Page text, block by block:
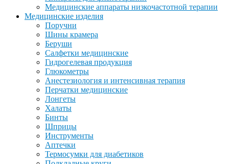
Медицинские аппараты низкочастотной терапии
Медицинские изделия
Поручни
Шины крамера
Беруши
Салфетки медицинские
Гидрогелевая продукция
Глюкометры
Анестезиология и интенсивная терапия
Перчатки медицинские
Лонгеты
Халаты
Бинты
Шприцы
Инструменты
Аптечки
Термосумки для диабетиков